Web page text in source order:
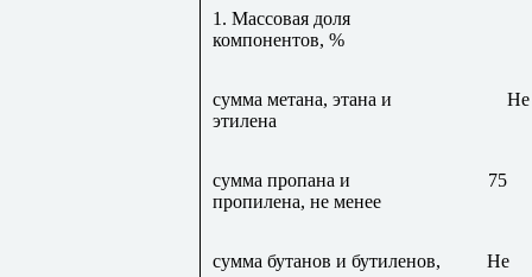
1. Массовая доля
компонентов, %
сумма метана, этана и
этилена
Не
сумма пропана и
пропилена, не менее
75
сумма бутанов и бутиленов,
Не